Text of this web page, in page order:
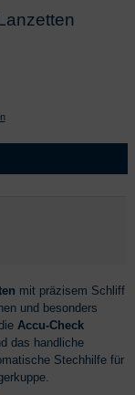
mit präzisem Schliff
und besonders
Accu-Check
das handliche
Stechhilfe für